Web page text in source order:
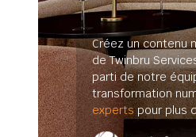
Créez un contenu
de Twinbru
parti de notre
transformation
experts pour plus